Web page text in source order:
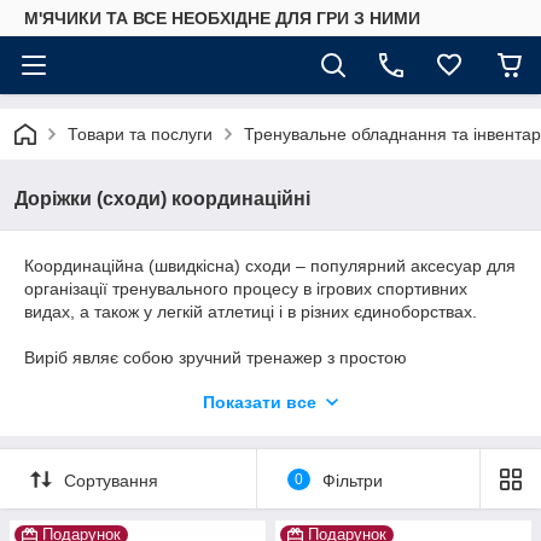
М'ЯЧИКИ ТА ВСЕ НЕОБХІДНЕ ДЛЯ ГРИ З НИМИ
Товари та послуги Тренувальне обладнання та інвентар
Доріжки (сходи) координаційні
Координаційна (швидкісна) сходи – популярний аксесуар для
організації тренувального процесу в ігрових спортивних
видах, а також у легкій атлетиці і в різних єдиноборствах.
Виріб являє собою зручний тренажер з простою
координацію, витривалість, швидкість і точність рухів.
комплексі з іншими тренуваннями) сприяють розвитку
м'язової пам'яті».
Застосовується сходи у всіх видах спорту, де ключовими
перевагами спортсмена є миттєве «вибуховий» прискорення
Показати все
Сортування 0 Фільтри
Подарунок Подарунок